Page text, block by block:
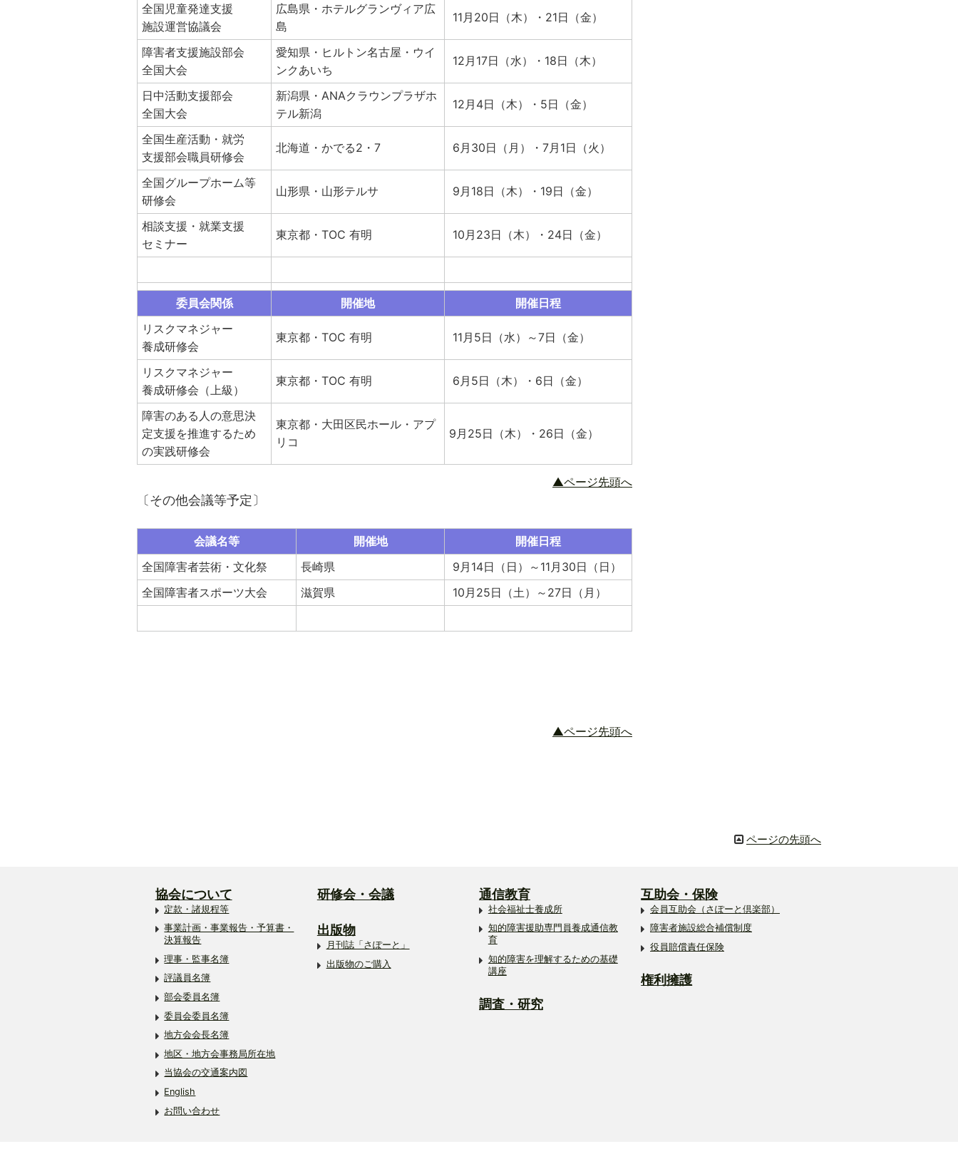
全国児童発達支援
施設運営協議会
広島県・ホテルグランヴィア広
島
11月20日（木）・21日（金）
障害者支援施設部会
全国大会
愛知県・ヒルトン名古屋・ウイ
ンクあいち
12月17日（水）・18日（木）
日中活動支援部会
全国大会
新潟県・ANAクラウンプラザホ
テル新潟
12月4日（木）・5日（金）
全国生産活動・就労
支援部会職員研修会
北海道・かでる2・7 6月30日（月）・7月1日（火）
全国グループホーム等
研修会
山形県・山形テルサ 9月18日（木）・19日（金）
相談支援・就業支援
セミナー
東京都・TOC 有明 10月23日（木）・24日（金）
委員会関係 開催地
開催日程
リスクマネジャー
養成研修会
東京都・TOC 有明 11月5日（水）～7日（金）
リスクマネジャー
養成研修会（上級）
東京都・TOC 有明 6月5日（木）・6日（金）
障害のある人の意思決
定支援を推進するため
の実践研修会
東京都・大田区民ホール・アプ
リコ
9月25日（木）・26日（金）
▲ページ先頭へ
〔その他会議等予定〕
会議名等 開催地
開催日程
全国障害者芸術・文化祭
長崎県
9月14日（日）～11月30日（日）
全国障害者スポーツ大会
滋賀県 10月25日（土）～27日（月）
▲ページ先頭へ
ページの先頭へ
協会について
定款・諸規程等
事業計画・事業報告・予算書・
決算報告
理事・監事名簿
評議員名簿
部会委員名簿
委員会委員名簿
地方会会長名簿
地区・地方会事務局所在地
当協会の交通案内図
English
お問い合わせ
研修会・会議
出版物
月刊誌「さぽーと」
出版物のご購入
通信教育
社会福祉士養成所
知的障害援助専門員養成通信教
育
知的障害を理解するための基礎
講座
調査・研究
互助会・保険
会員互助会（さぽーと倶楽部）
障害者施設総合補償制度
役員賠償責任保険
権利擁護